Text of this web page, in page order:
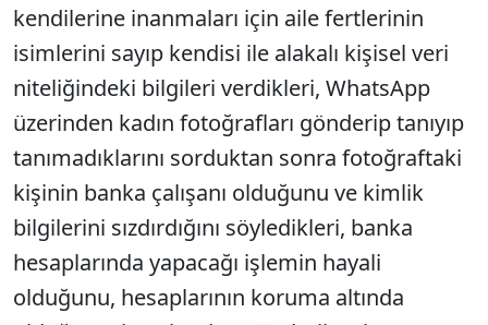
kendilerine inanmaları için aile fertlerinin
isimlerini sayıp kendisi ile alakalı kişisel veri
niteliğindeki bilgileri verdikleri, WhatsApp
üzerinden kadın fotoğrafları gönderip tanıyıp
tanımadıklarını sorduktan sonra fotoğraftaki
kişinin banka çalışanı olduğunu ve kimlik
bilgilerini sızdırdığını söyledikleri, banka
hesaplarında yapacağı işlemin hayali
olduğunu, hesaplarının koruma altında